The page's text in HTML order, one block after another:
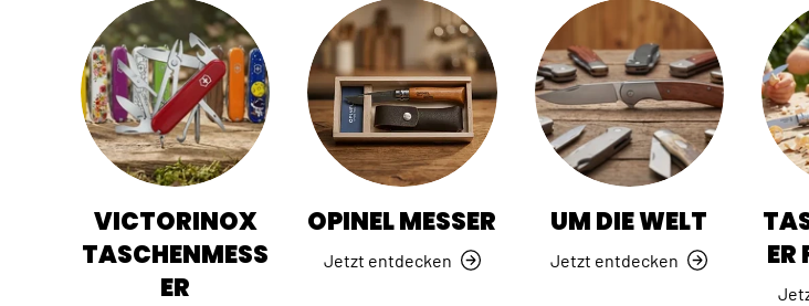
VICTORINOX
TASCHENMESS
ER
OPINEL MESSER
Jetzt entdecken
UM DIE WELT
Jetzt entdecken
ER